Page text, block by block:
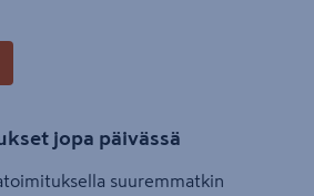
jopa päivässä
suuremmatkin